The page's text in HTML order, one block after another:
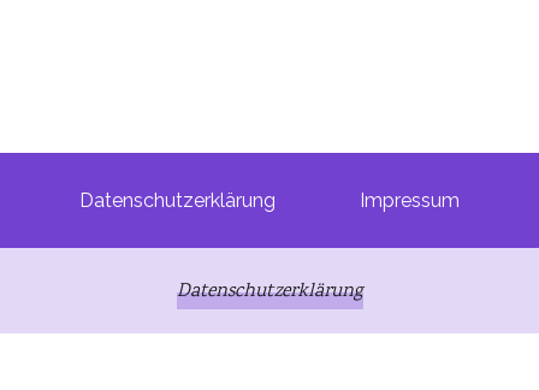
Datenschutzerklärung Impressum
Datenschutzerklärung